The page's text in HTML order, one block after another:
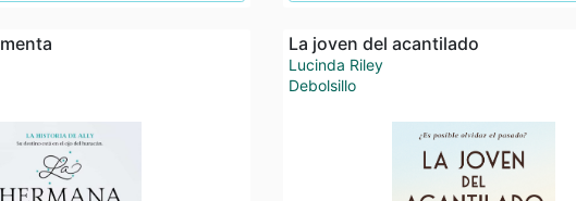
La joven del acantilado
Lucinda Riley
Debolsillo